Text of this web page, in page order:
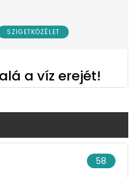
SZIGETKÖZÉLET
a víz erejét!
58